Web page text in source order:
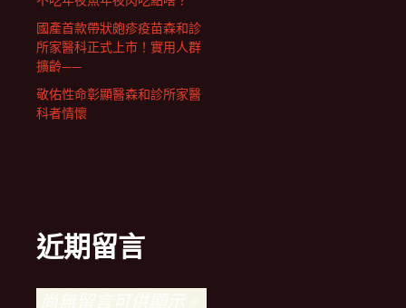
國產首款帶狀皰疹疫苗森和診
所家醫科正式上市！實用人群
擴齡——
敬佑性命彰顯醫森和診所家醫
科者情懷
近期留言
尚無留言可供顯示。